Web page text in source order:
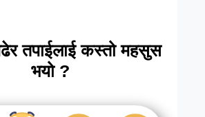
तपाईलाई कस्तो महसुस
भयो ?